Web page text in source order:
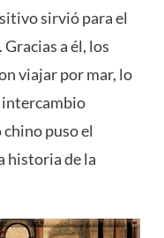
sirvió para el
a él, los
viajar por mar, lo
intercambio
puso el
historia de la